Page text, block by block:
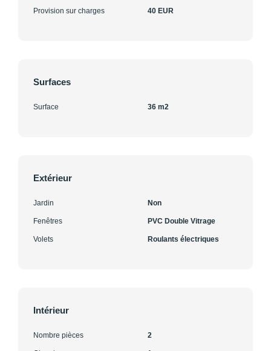
Provision sur charges 40 EUR
Surfaces
Surface 36 m2
Extérieur
Jardin Non
Fenêtres PVC Double Vitrage
Volets Roulants électriques
Intérieur
Nombre pièces 2